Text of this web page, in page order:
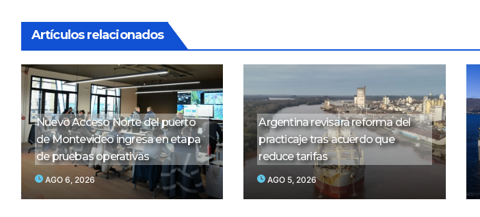
Artículos relacionados
Nuevo Acceso Norte del puerto
de Montevideo ingresa en etapa
de pruebas operativas
AGO 6, 2026
Argentina revisará reforma del
practicaje tras acuerdo que
reduce tarifas
AGO 5, 2026